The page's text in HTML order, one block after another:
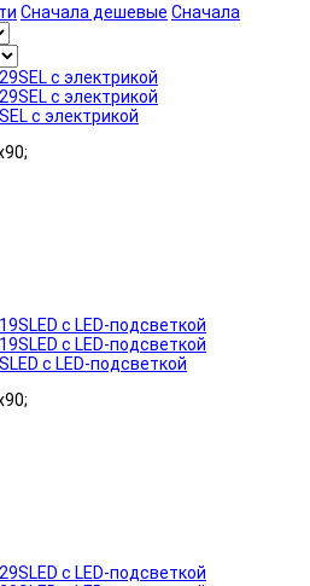
Сначала дешевые Сначала
с электрикой
с LED-подсветкой